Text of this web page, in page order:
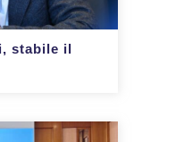
stabile il